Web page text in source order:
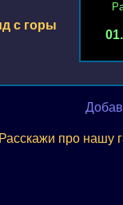
с горы
Расскажи про нашу